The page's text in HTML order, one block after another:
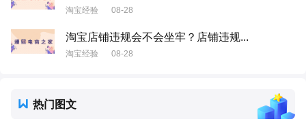
淘宝经验 08-28
淘宝店铺违规会不会坐牢？店铺违规...
淘宝经验 08-28
热门图文